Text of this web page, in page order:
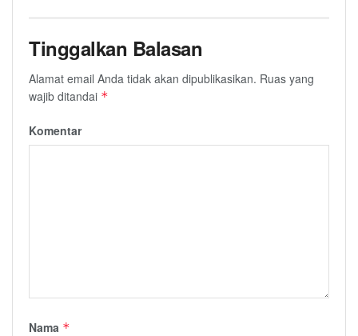
Tinggalkan Balasan
Alamat email Anda tidak akan dipublikasikan. Ruas yang
wajib ditandai *
Komentar
Nama *